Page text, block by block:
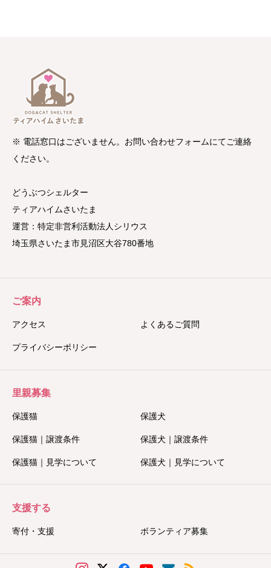
※ 電話窓口はございません。お問い合わせフォームにてご連絡
ください。
どうぶつシェルター
ティアハイムさいたま
運営：特定非営利活動法人シリウス
埼玉県さいたま市見沼区大谷780番地
ご案内
アクセス よくあるご質問
プライバシーポリシー
里親募集
保護猫 保護犬
保護猫｜譲渡条件 保護犬｜譲渡条件
保護猫｜見学について 保護犬｜見学について
支援する
寄付・支援 ボランティア募集